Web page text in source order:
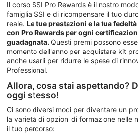
Il corso SSI Pro Rewards è il nostro
famiglia SSI e di ricompensare il tuo
reale. Le tue prestazioni e la tua
con Pro Rewards per ogni
guadagnata. Questi premi possono
momento dell'anno per acquistare kit
anche usarli per ridurre le spese di
Professional.
Allora, cosa stai aspettando?
oggi stesso!
Ci sono diversi modi per diventare un
la varietà di opzioni di formazione nelle
il tuo percorso: